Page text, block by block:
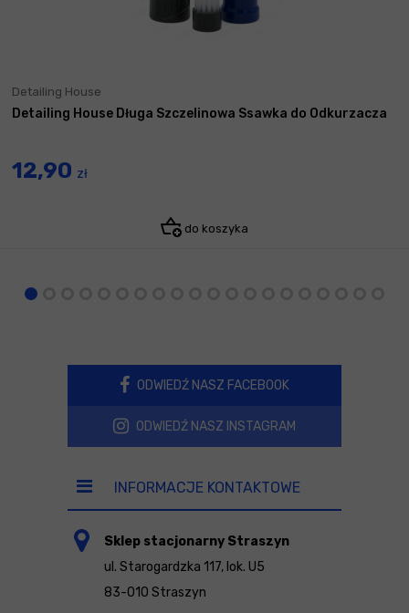
Detailing House
Detailing House Długa Szczelinowa Ssawka do Odkurzacza
12,90 zł
do koszyka
ODWIEDŹ NASZ FACEBOOK
ODWIEDŹ NASZ INSTAGRAM
INFORMACJE KONTAKTOWE
Sklep stacjonarny Straszyn
ul. Starogardzka 117, lok. U5
83-010 Straszyn